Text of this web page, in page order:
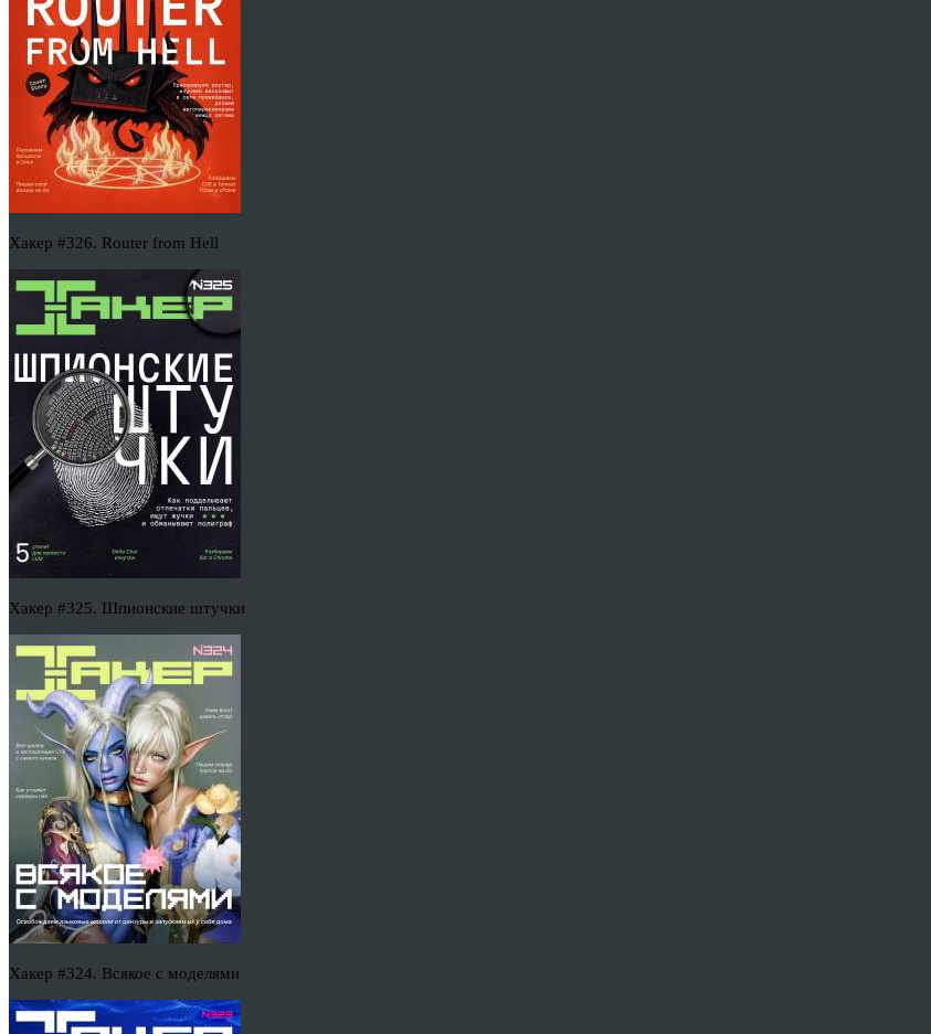
Хакер #326. Router from Hell
Хакер #325. Шпионские штучки
Хакер #324. Всякое с моделями